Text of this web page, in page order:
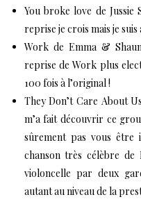
You broke love de Jussie
reprise je crois mais je
Work de Emma &
reprise de Work plus
100 fois à l’original !
They Don’t Care About
m’a fait découvrir ce
sûrement pas vous être
chanson très célèbre de
violoncelle par deux
autant au niveau de la